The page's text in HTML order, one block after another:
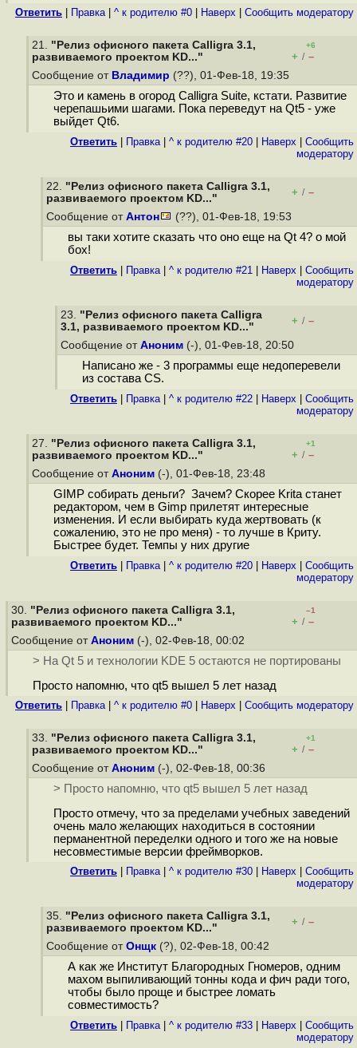
Ответить Правка| ^ к родителю #0 Наверх Cообщить модератору
21. "Релиз офисного пакета Calligra 3.1,
развиваемого проектом KD..."
+6
+ / –
Сообщение от Владимир (??), 01-Фев-18, 19:35
Это и камень в огород Calligra Suite, кстати. Развитие
черепашьими шагами. Пока переведут на Qt5 - уже
выйдет Qt6.
Ответить Правка| ^ к родителю #20 Наверх
Cообщить
модератору
22. "Релиз офисного пакета Calligra 3.1,
развиваемого проектом KD..."
+ / –
Сообщение от Антон (??), 01-Фев-18, 19:53
вы таки хотите сказать что оно еще на Qt 4? о мой
бох!
Ответить Правка| ^ к родителю #21 Наверх
Cообщить
модератору
23. "Релиз офисного пакета Calligra
3.1, развиваемого проектом KD..."
+ / –
Сообщение от Аноним (-), 01-Фев-18, 20:50
Написано же - 3 программы еще недоперевели
из состава CS.
Ответить Правка| ^ к родителю #22 Наверх
Cообщить
модератору
27. "Релиз офисного пакета Calligra 3.1,
развиваемого проектом KD..."
+1
+ / –
Сообщение от Аноним (-), 01-Фев-18, 23:48
GIMP собирать деньги? Зачем? Скорее Krita станет
редактором, чем в Gimp прилетят интересные
изменения. И если выбирать куда жертвовать (к
сожалению, это не про меня) - то лучше в Криту.
Быстрее будет. Темпы у них другие
Ответить Правка| ^ к родителю #20 Наверх
Cообщить
модератору
30. "Релиз офисного пакета Calligra 3.1,
развиваемого проектом KD..."
–1
+ / –
Сообщение от Аноним (-), 02-Фев-18, 00:02
> На Qt 5 и технологии KDE 5 остаются не портированы
Просто напомню, что qt5 вышел 5 лет назад
Ответить Правка| ^ к родителю #0 Наверх Cообщить модератору
33. "Релиз офисного пакета Calligra 3.1,
развиваемого проектом KD..."
+1
+ / –
Сообщение от Аноним (-), 02-Фев-18, 00:36
> Просто напомню, что qt5 вышел 5 лет назад
Просто отмечу, что за пределами учебных заведений
очень мало желающих находиться в состоянии
перманентной переделки одного и того же на новые
несовместимые версии фреймворков.
Ответить Правка| ^ к родителю #30 Наверх
Cообщить
модератору
35. "Релиз офисного пакета Calligra 3.1,
развиваемого проектом KD..."
+ / –
Сообщение от Онщк (?), 02-Фев-18, 00:42
А как же Институт Благородных Гномеров, одним
махом выпиливающий тонны кода и фич ради того,
чтобы было проще и быстрее ломать
совместимость?
Ответить Правка| ^ к родителю #33 Наверх
Cообщить
модератору